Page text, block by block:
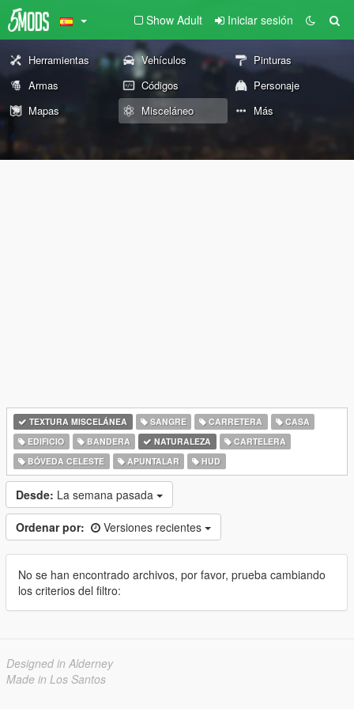
Show Adult Iniciar sesión
Herramientas Vehículos
Pinturas
Armas
Códigos
Personaje
Mapas
Misceláneo Más
TEXTURA MISCELÁNEA SANGRE CARRETERA
CASA
EDIFICIO
BANDERA NATURALEZA
CARTELERA
BÓVEDA CELESTE
APUNTALAR HUD
Desde: La semana pasada
Ordenar por: Versiones recientes
No se han encontrado archivos, por favor, prueba cambiando
los criterios del filtro:
Designed in Alderney
Made in Los Santos